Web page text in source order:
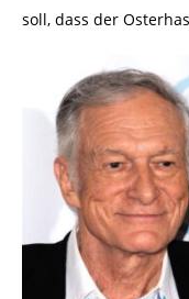
soll, dass der